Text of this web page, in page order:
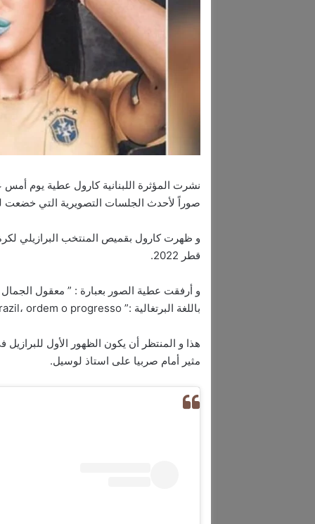
نشرت المؤثرة اللبنانية كارول عطية يوم
صوراً لأحدث الجلسات التصويرية التي خضعت
و ظهرت كارول بقميص المنتخب البرازيلي
قطر 2022.
و أرفقت عطية الصور بعبارة : ” معقول الجمال
باللغة البرتغالية :” Vai Brazil، ordem o progresso”.
مثير أمام صربيا على استاذ لوسيل.